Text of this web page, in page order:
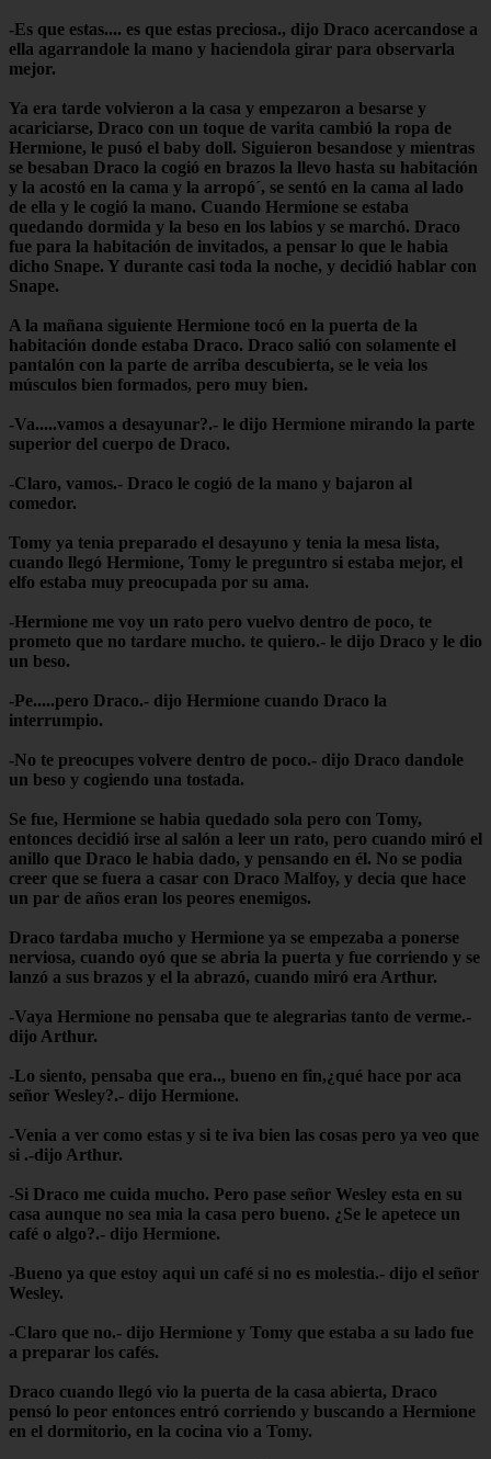
-Es que estas.... es que estas preciosa., dijo Draco acercandose a
ella agarrandole la mano y haciendola girar para observarla
mejor.
Ya era tarde volvieron a la casa y empezaron a besarse y
acariciarse, Draco con un toque de varita cambió la ropa de
Hermione, le pusó el baby doll. Siguieron besandose y mientras
se besaban Draco la cogió en brazos la llevo hasta su habitación
y la acostó en la cama y la arropó´, se sentó en la cama al lado
de ella y le cogió la mano. Cuando Hermione se estaba
quedando dormida y la beso en los labios y se marchó. Draco
fue para la habitación de invitados, a pensar lo que le habia
dicho Snape. Y durante casi toda la noche, y decidió hablar con
Snape.
A la mañana siguiente Hermione tocó en la puerta de la
habitación donde estaba Draco. Draco salió con solamente el
pantalón con la parte de arriba descubierta, se le veia los
músculos bien formados, pero muy bien.
-Va.....vamos a desayunar?.- le dijo Hermione mirando la parte
superior del cuerpo de Draco.
-Claro, vamos.- Draco le cogió de la mano y bajaron al
comedor.
Tomy ya tenia preparado el desayuno y tenia la mesa lista,
cuando llegó Hermione, Tomy le preguntro si estaba mejor, el
elfo estaba muy preocupada por su ama.
-Hermione me voy un rato pero vuelvo dentro de poco, te
prometo que no tardare mucho. te quiero.- le dijo Draco y le dio
un beso.
-Pe.....pero Draco.- dijo Hermione cuando Draco la
interrumpio.
-No te preocupes volvere dentro de poco.- dijo Draco dandole
un beso y cogiendo una tostada.
Se fue, Hermione se habia quedado sola pero con Tomy,
entonces decidió irse al salón a leer un rato, pero cuando miró el
anillo que Draco le habia dado, y pensando en él. No se podia
creer que se fuera a casar con Draco Malfoy, y decia que hace
un par de años eran los peores enemigos.
Draco tardaba mucho y Hermione ya se empezaba a ponerse
nerviosa, cuando oyó que se abria la puerta y fue corriendo y se
lanzó a sus brazos y el la abrazó, cuando miró era Arthur.
-Vaya Hermione no pensaba que te alegrarias tanto de verme.-
dijo Arthur.
-Lo siento, pensaba que era.., bueno en fin,¿qué hace por aca
señor Wesley?.- dijo Hermione.
-Venia a ver como estas y si te iva bien las cosas pero ya veo que
si .-dijo Arthur.
-Si Draco me cuida mucho. Pero pase señor Wesley esta en su
casa aunque no sea mia la casa pero bueno. ¿Se le apetece un
café o algo?.- dijo Hermione.
-Bueno ya que estoy aqui un café si no es molestia.- dijo el señor
Wesley.
-Claro que no.- dijo Hermione y Tomy que estaba a su lado fue
a preparar los cafés.
Draco cuando llegó vio la puerta de la casa abierta, Draco
pensó lo peor entonces entró corriendo y buscando a Hermione
en el dormitorio, en la cocina vio a Tomy.